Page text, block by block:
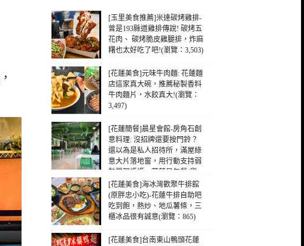
，
[玉里美食推薦]米達碳烤雞排-
曾是193縣道雞排傳說! 碳烤五
花肉、 碳烤脆皮雞腿排，炸麻
糬也太好吃了吧!(瀏覽：3,503)
[花蓮美食]元味牛肉麵: 花蓮麵
店這家真大碗，推薦秘製香料
牛肉麵片，水餃真大!(瀏覽：
3,497)
[花蓮簡餐]晨星會館-房角石創
意料理: 沒招牌還要按門鈴？
還以為是私人招待所，滿屋綠
意大片落地窗，用行動支持弱
勢單親媽媽，花蓮早午餐(瀏
覽：1,070)
[花蓮美食]海冰灣歡聚牛排館
(原胖忠小吃)-花蓮牛排自助吧
吃到飽，熱炒、地瓜薯條，三
櫃冰品很有誠意(瀏覽：865)
[花蓮美食]台南東山鴨頭花蓮